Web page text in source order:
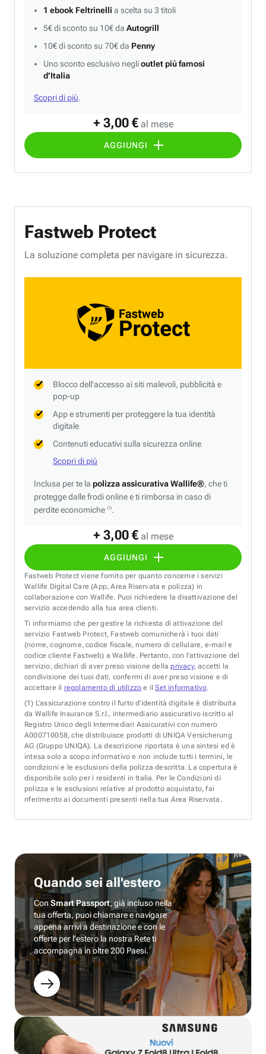
+ 3,00 € al mese
AGGIUNGI
1 ebook Feltrinelli a scelta su 3 titoli
5€ di sconto su 10€ da Autogrill
10€ di sconto su 70€ da Penny
Uno sconto esclusivo neglioutlet più famosi
d’Italia
Scopri di più.
Fastweb Protect
+ 3,00 € al mese
AGGIUNGI
La soluzione completa per navigare in sicurezza.
Blocco dell'accesso ai siti malevoli, pubblicità e
pop-up
App e strumenti per proteggere la tua identità
digitale
Contenuti educativi sulla sicurezza online
Scopri di più
Inclusa per te la polizza assicurativa Wallife®, che ti
protegge dalle frodi online e ti rimborsa in caso di
perdite economiche (1).
Fastweb Protect viene fornito per quanto concerne i servizi
Wallife Digital Care (App, Area Riservata e polizza) in
collaborazione con Wallife. Puoi richiedere la disattivazione del
servizio accedendo alla tua area clienti.
Ti informiamo che per gestire la richiesta di attivazione del
servizio Fastweb Protect, Fastweb comunicherà i tuoi dati
(nome, cognome, codice fiscale, numero di cellulare, e-mail e
codice cliente Fastweb) a Wallife. Pertanto, con l’attivazione del
servizio, dichiari di aver preso visione della privacy, accetti la
condivisione dei tuoi dati, confermi di aver preso visione e di
accettare il regolamento di utilizzo e ilSet informativo.
(1) L’assicurazione contro il furto d’identità digitale è distribuita
da Wallife Insurance S.r.l., intermediario assicurativo iscritto al
Registro Unico degli Intermediari Assicurativi con numero
A000710058, che distribuisce prodotti di UNIQA Versicherung
AG (Gruppo UNIQA). La descrizione riportata è una sintesi ed è
intesa solo a scopo informativo e non include tutti i termini, le
condizioni e le esclusioni della polizza descritta. La copertura è
disponibile solo per i residenti in Italia. Per le Condizioni di
polizza e le esclusioni relative al prodotto acquistato, fai
riferimento ai documenti presenti nella tua Area Riservata.
Quando sei all'estero
ConSmart Passport, già incluso nella
tua offerta, puoi chiamare e navigare
appena arrivi a destinazione e con le
offerte per l’estero la nostra Rete ti
accompagna in oltre 200 Paesi.